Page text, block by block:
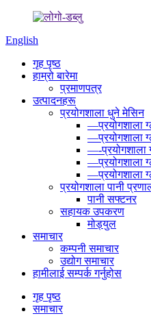
English
गृह पृष्ठ
हाम्रो बारेमा
प्रमाणपत्र
उत्पादनहरू
प्रयोगशाला धुने मेसिन
—प्रयोगशाला
—प्रयोगशाला
—-प्रयोगशाला
—प्रयोगशाला
—प्रयोगशाला
प्रयोगशाला पानी
पानी सफ्टनर
सहायक उपकरण
मोड्युल
समाचार
कम्पनी समाचार
उद्योग समाचार
हामीलाई सम्पर्क गर्नुहोस
गृह पृष्ठ
समाचार